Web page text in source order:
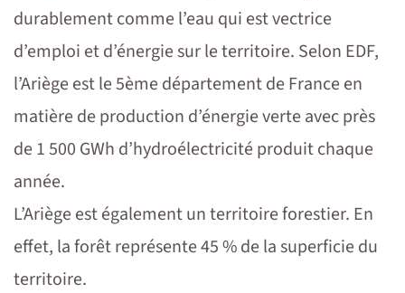
durablement comme l’eau qui est vectrice
d’emploi et d’énergie sur le territoire. Selon EDF,
l’Ariège est le 5ème département de France en
matière de production d’énergie verte avec près
de 1 500 GWh d’hydroélectricité produit chaque
année.
L’Ariège est également un territoire forestier. En
effet, la forêt représente 45 % de la superficie du
territoire.